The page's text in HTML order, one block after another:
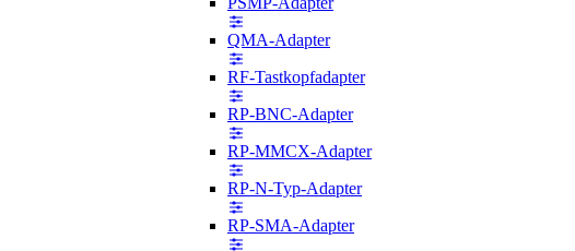
QMA-Adapter
RF-Tastkopfadapter
RP-BNC-Adapter
RP-MMCX-Adapter
RP-N-Typ-Adapter
RP-SMA-Adapter